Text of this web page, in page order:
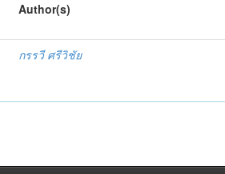
Author(s)
กรรวี ศรีวิชัย